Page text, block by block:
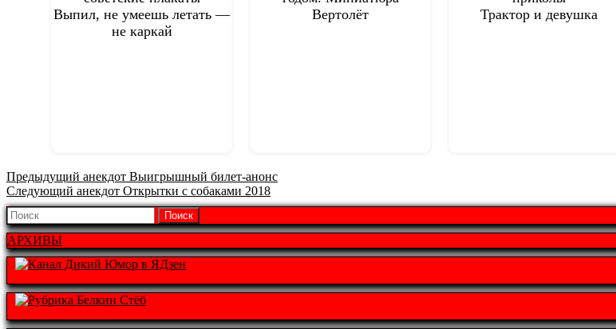
Выпил, не умеешь летать —
не каркай
Вертолёт Трактор и девушка
Предыдущий анекдот Предыдущая
запись:
Выигрышный билет-анонс
Следующий анекдот Следующая
запись:
Открытки с собаками 2018
Найти:
АРХИВЫ